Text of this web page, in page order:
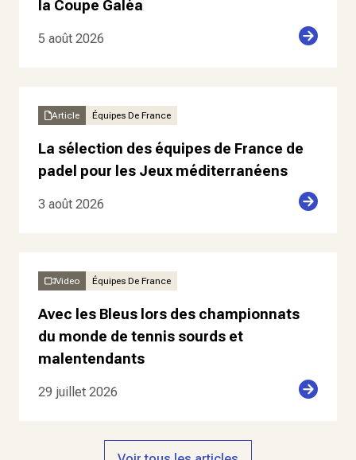
la Coupe Galéa
5 août 2026
Article Équipes De France
La sélection des équipes de France de
padel pour les Jeux méditerranéens
3 août 2026
Video Équipes De France
Avec les Bleus lors des championnats
du monde de tennis sourds et
malentendants
29 juillet 2026